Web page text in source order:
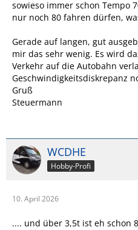
sowieso immer schon Tempo
nur noch 80 fahren dürfen,
Gerade auf langen, gut
mir das sehr wenig. Es wird
Verkehr auf die Autobahn
Geschwindigkeitsdiskrepanz
Gruß
Steuermann
WCDHE
Hobby-Profi
10. April 2026
.... und über 3,5t ist eh schon